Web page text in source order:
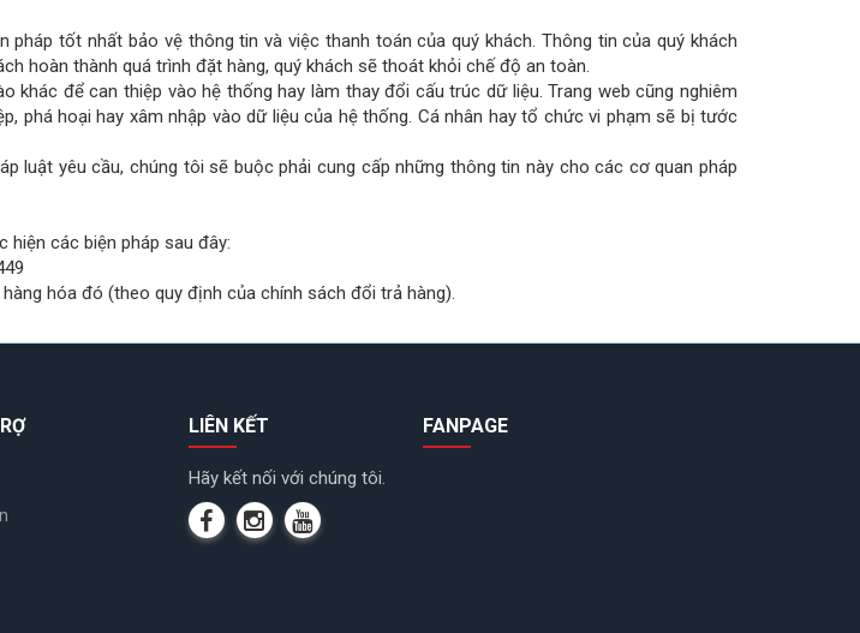
tốt nhất bảo vệ thông tin và việc thanh toán của quý khách. Thông tin của quý khách
hoàn thành quá trình đặt hàng, quý khách sẽ thoát khỏi chế độ an toàn.
để can thiệp vào hệ thống hay làm thay đổi cấu trúc dữ liệu. Trang web cũng nghiêm
phá hoại hay xâm nhập vào dữ liệu của hệ thống. Cá nhân hay tổ chức vi phạm sẽ bị tước
yêu cầu, chúng tôi sẽ buộc phải cung cấp những thông tin này cho các cơ quan pháp
các biện pháp sau đây:
hóa đó (theo quy định của chính sách đổi trả hàng).
LIÊN KẾT
Hãy kết nối với chúng tôi.
FANPAGE